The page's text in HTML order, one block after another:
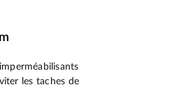
les taches de